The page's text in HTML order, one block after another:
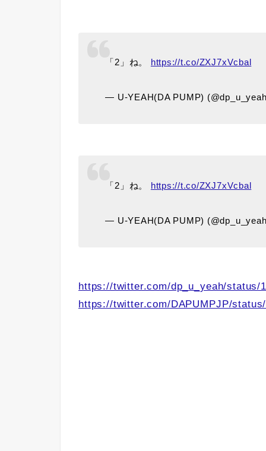
「2」ね。 https://t.co/ZXJ7xVcbal
— U-YEAH(DA PUMP)
「2」ね。 https://t.co/ZXJ7xVcbal
— U-YEAH(DA PUMP)
https://twitter.com/dp_u_yeah/status/
https://twitter.com/DAPUMPJP/